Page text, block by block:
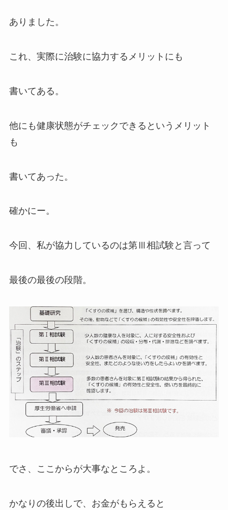
ありました。
これ、実際に治験に協力するメリットにも
書いてある。
他にも健康状態がチェックできるというメリット
も
書いてあった。
確かにー。
今回、私が協力しているのは第Ⅲ相試験と言って
最後の最後の段階。
でさ、ここからが大事なところよ。
かなりの後出しで、お金がもらえると